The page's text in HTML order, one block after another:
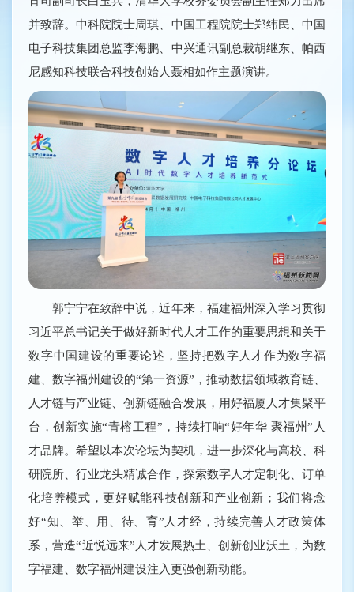
并致辞。中科院院士周琪、中国工程院院士郑纬民、中国
电子科技集团总监李海鹏、中兴通讯副总裁胡继东、帕西
尼感知科技联合科技创始人聂相如作主题演讲。
郭宁宁在致辞中说，近年来，福建福州深入学习贯彻
习近平总书记关于做好新时代人才工作的重要思想和关于
数字中国建设的重要论述，坚持把数字人才作为数字福
建、数字福州建设的“第一资源”，推动数据领域教育链、
人才链与产业链、创新链融合发展，用好福厦人才集聚平
台，创新实施“青榕工程”，持续打响“好年华 聚福州”人
才品牌。希望以本次论坛为契机，进一步深化与高校、科
研院所、行业龙头精诚合作，探索数字人才定制化、订单
化培养模式，更好赋能科技创新和产业创新；我们将念
好“知、举、用、待、育”人才经，持续完善人才政策体
系，营造“近悦远来”人才发展热土、创新创业沃土，为数
字福建、数字福州建设注入更强创新动能。